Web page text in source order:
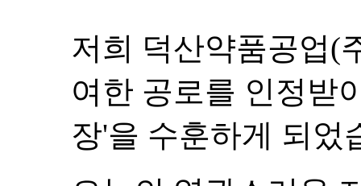
될 것을 약속드리며,
합니다.